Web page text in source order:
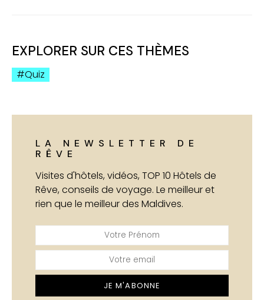
EXPLORER SUR CES THÈMES
Quiz
LA NEWSLETTER DE
RÊVE
Visites d'hôtels, vidéos, TOP 10 Hôtels de
Rêve, conseils de voyage. Le meilleur et
rien que le meilleur des Maldives.
JE M'ABONNE